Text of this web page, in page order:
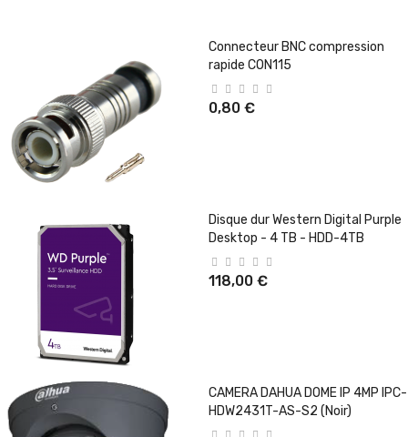
Connecteur BNC compression
rapide CON115
0,80 €
Disque dur Western Digital Purple
Desktop - 4 TB - HDD-4TB
118,00 €
CAMERA DAHUA DOME IP 4MP IPC-
HDW2431T-AS-S2 (Noir)